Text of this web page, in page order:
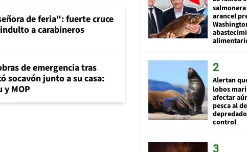
de feria": fuerte cruce
a carabineros
de emergencia tras
socavón junto a su casa:
y MOP
arancel
Alertan
lobos
afectar
pesca al
control